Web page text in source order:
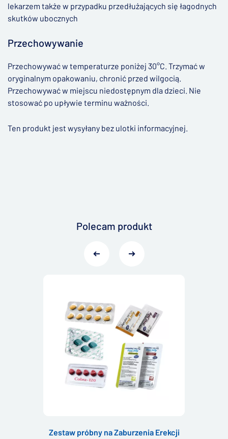
lekarzem także w przypadku przedłużających się łagodnych
skutków ubocznych
Przechowywanie
Przechowywać w temperaturze poniżej 30°C. Trzymać w
oryginalnym opakowaniu, chronić przed wilgocią.
Przechowywać w miejscu niedostępnym dla dzieci. Nie
stosować po upływie terminu ważności.
Ten produkt jest wysyłany bez ulotki informacyjnej.
Polecam produkt
Zestaw próbny na Zaburzenia Erekcji